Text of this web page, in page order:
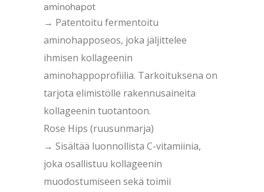
aminohapot
→ Patentoitu fermentoitu
aminohapposeos, joka jäljittelee
ihmisen kollageenin
aminohappoprofiilia. Tarkoituksena on
tarjota elimistölle rakennusaineita
kollageenin tuotantoon.
Rose Hips (ruusunmarja)
→ Sisältää luonnollista C-vitamiinia,
joka osallistuu kollageenin
muodostumiseen sekä toimii